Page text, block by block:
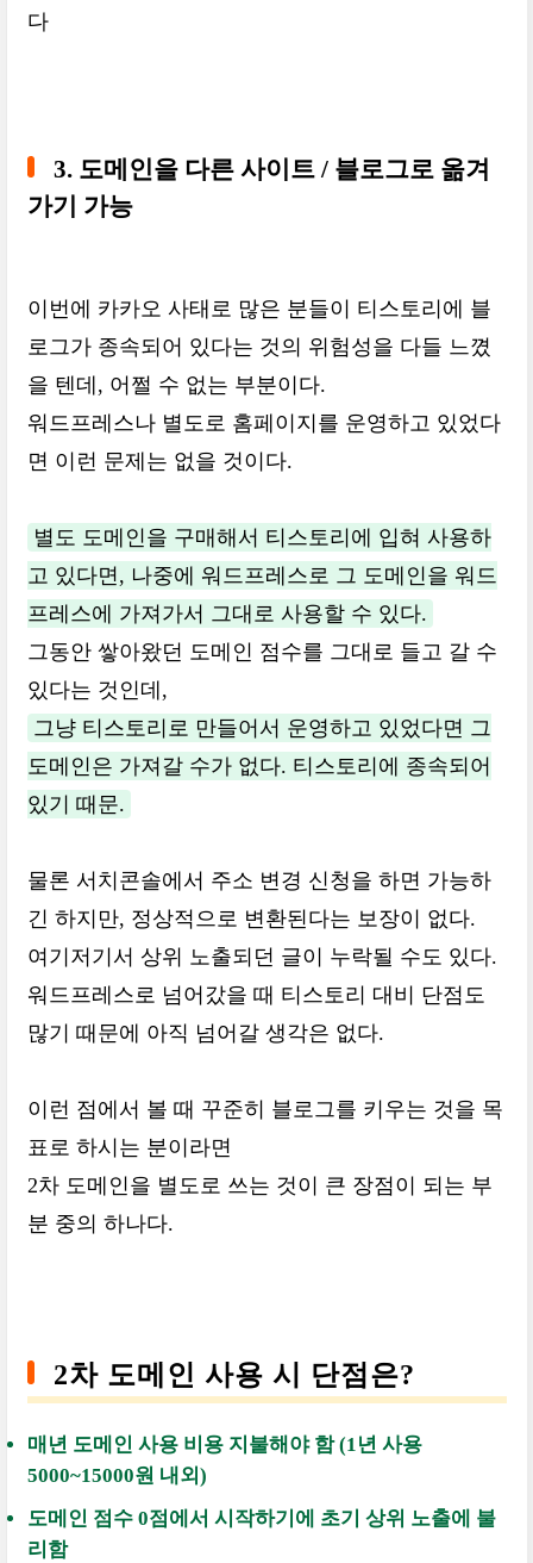
다
3. 도메인을 다른 사이트 / 블로그로 옮겨
가기 가능
이번에 카카오 사태로 많은 분들이 티스토리에 블
로그가 종속되어 있다는 것의 위험성을 다들 느꼈
을 텐데, 어쩔 수 없는 부분이다.
워드프레스나 별도로 홈페이지를 운영하고 있었다
면 이런 문제는 없을 것이다.
별도 도메인을 구매해서 티스토리에 입혀 사용하
고 있다면, 나중에 워드프레스로 그 도메인을 워드
프레스에 가져가서 그대로 사용할 수 있다.
그동안 쌓아왔던 도메인 점수를 그대로 들고 갈 수
있다는 것인데,
그냥 티스토리로 만들어서 운영하고 있었다면 그
도메인은 가져갈 수가 없다. 티스토리에 종속되어
있기 때문.
물론 서치콘솔에서 주소 변경 신청을 하면 가능하
긴 하지만, 정상적으로 변환된다는 보장이 없다.
여기저기서 상위 노출되던 글이 누락될 수도 있다.
워드프레스로 넘어갔을 때 티스토리 대비 단점도
많기 때문에 아직 넘어갈 생각은 없다.
이런 점에서 볼 때 꾸준히 블로그를 키우는 것을 목
표로 하시는 분이라면
2차 도메인을 별도로 쓰는 것이 큰 장점이 되는 부
분 중의 하나다.
2차 도메인 사용 시 단점은?
매년 도메인 사용 비용 지불해야 함 (1년 사용
5000~15000원 내외)
도메인 점수 0점에서 시작하기에 초기 상위 노출에 불
리함